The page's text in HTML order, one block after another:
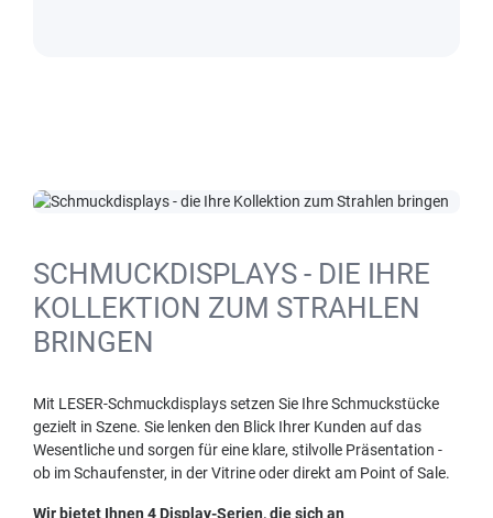
SCHMUCKDISPLAYS - DIE IHRE
KOLLEKTION ZUM STRAHLEN
BRINGEN
Mit LESER-Schmuckdisplays setzen Sie Ihre Schmuckstücke
gezielt in Szene. Sie lenken den Blick Ihrer Kunden auf das
Wesentliche und sorgen für eine klare, stilvolle Präsentation -
ob im Schaufenster, in der Vitrine oder direkt am Point of Sale.
Wir bietet Ihnen 4 Display-Serien, die sich an